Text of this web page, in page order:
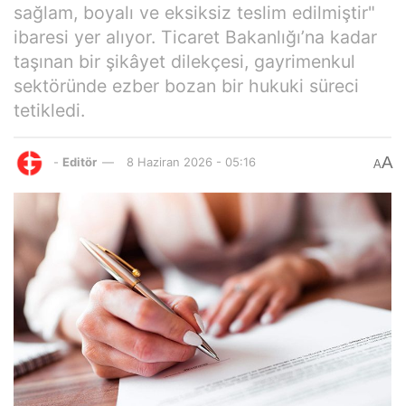
sağlam, boyalı ve eksiksiz teslim edilmiştir"
ibaresi yer alıyor. Ticaret Bakanlığı’na kadar
taşınan bir şikâyet dilekçesi, gayrimenkul
sektöründe ezber bozan bir hukuki süreci
tetikledi.
- Editör 8 Haziran 2026 - 05:16 AA